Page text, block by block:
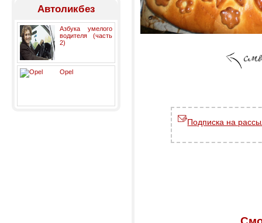
Автоликбез
Азбука умелого
водителя (часть
2)
Opel
Подписка на